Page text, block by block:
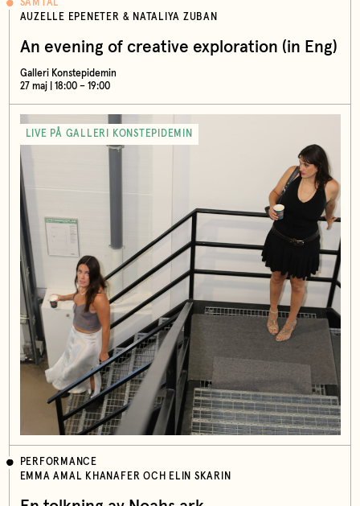
SAMTAL
AUZELLE EPENETER & NATALIYA ZUBAN
An evening of creative exploration (in Eng)
Galleri Konstepidemin
27 maj | 18:00 – 19:00
LIVE PÅ GALLERI KONSTEPIDEMIN
PERFORMANCE
EMMA AMAL KHANAFER OCH ELIN SKARIN